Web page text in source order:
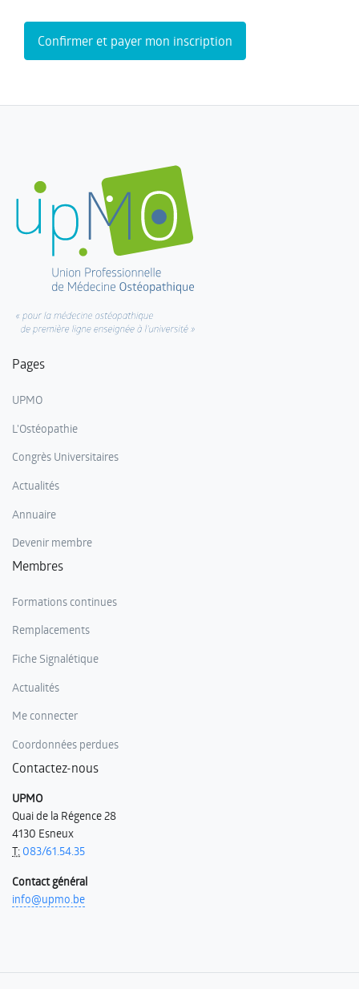
Confirmer et payer mon inscription
Pages
UPMO
L'Ostéopathie
Congrès Universitaires
Actualités
Annuaire
Devenir membre
Membres
Formations continues
Remplacements
Fiche Signalétique
Actualités
Me connecter
Coordonnées perdues
Contactez-nous
UPMO
Quai de la Régence 28
4130 Esneux
T: 083/61.54.35
Contact général
info@upmo.be